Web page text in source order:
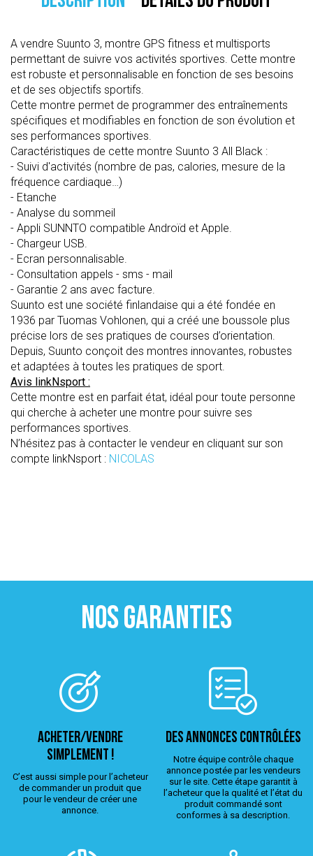
A vendre Suunto 3, montre GPS fitness et multisports
permettant de suivre vos activités sportives. Cette montre
est robuste et personnalisable en fonction de ses besoins
et de ses objectifs sportifs.
Cette montre permet de programmer des entraînements
spécifiques et modifiables en fonction de son évolution et
ses performances sportives.
Caractéristiques de cette montre Suunto 3 All Black :
- Suivi d'activités (nombre de pas, calories, mesure de la
fréquence cardiaque…)
- Etanche
- Analyse du sommeil
- Appli SUNNTO compatible Androïd et Apple.
- Chargeur USB.
- Ecran personnalisable.
- Consultation appels - sms - mail
- Garantie 2 ans avec facture.
Suunto est une société finlandaise qui a été fondée en
1936 par Tuomas Vohlonen, qui a créé une boussole plus
précise lors de ses pratiques de courses d’orientation.
Depuis, Suunto conçoit des montres innovantes, robustes
et adaptées à toutes les pratiques de sport.
Avis linkNsport :
Cette montre est en parfait état, idéal pour toute personne
qui cherche à acheter une montre pour suivre ses
performances sportives.
N’hésitez pas à contacter le vendeur en cliquant sur son
compte linkNsport : NICOLAS
NOS GARANTIES
ACHETER/VENDRE
simplement !
C’est aussi simple pour l’acheteur
de commander un produit que
pour le vendeur de créer une
annonce.
Des annonces contrôlées
Notre équipe contrôle chaque
annonce postée par les vendeurs
sur le site. Cette étape garantit à
l’acheteur que la qualité et l’état du
produit commandé sont
conformes à sa description.